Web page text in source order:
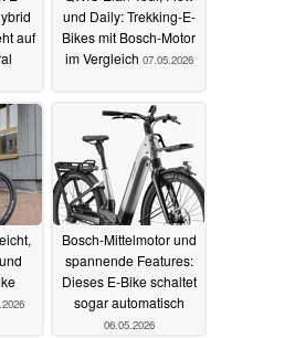
auf
und Daily: Trekking-E-
Bikes mit Bosch-Motor
im Vergleich 07.05.2026
Bosch-Mittelmotor und
spannende Features:
Dieses E-Bike schaltet
sogar automatisch
06.05.2026